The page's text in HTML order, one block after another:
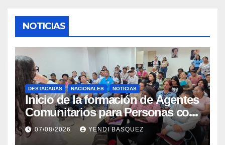
NOTICIAS
DESTACADAS NACIONALES NOTICIAS
Inicio de la formación de Agentes
Comunitarios para Personas con
Discapacidad en el Centro de
Rehabilitación J.J. Arvelo
07/08/2026 YENDI BASQUEZ